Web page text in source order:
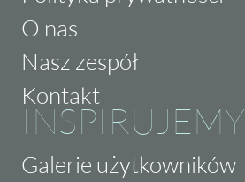
O nas
Nasz zespół
Kontakt
INSPIRUJEMY
Galerie użytkowników